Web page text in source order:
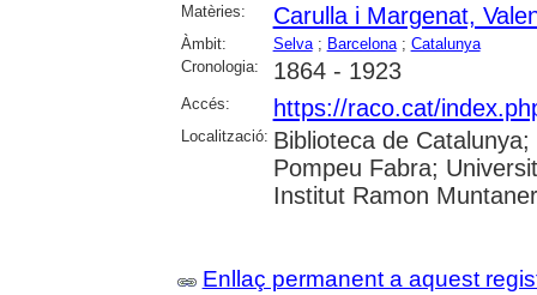
Matèries:
Carulla i Margenat,
Àmbit: Selva; Barcelona; Catalunya
Cronologia:
1864 - 1923
Accés: https://raco.cat/
Localització: Biblioteca de
Pompeu Fabra;
Institut Ramon Muntaner
Enllaç permanent a aquest